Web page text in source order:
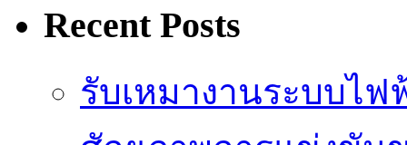
Recent Posts
รับเหมางานระบบไ